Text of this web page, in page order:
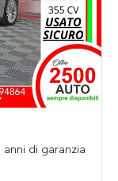
anni di garanzia